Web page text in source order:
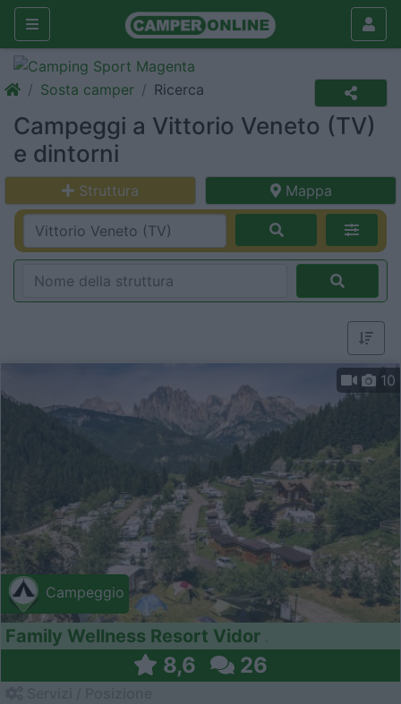
Sosta camper Ricerca
Campeggi a Vittorio Veneto (TV)
e dintorni
Struttura Mappa
Campeggio
10
Family Wellness Resort Vidor
8,6 26